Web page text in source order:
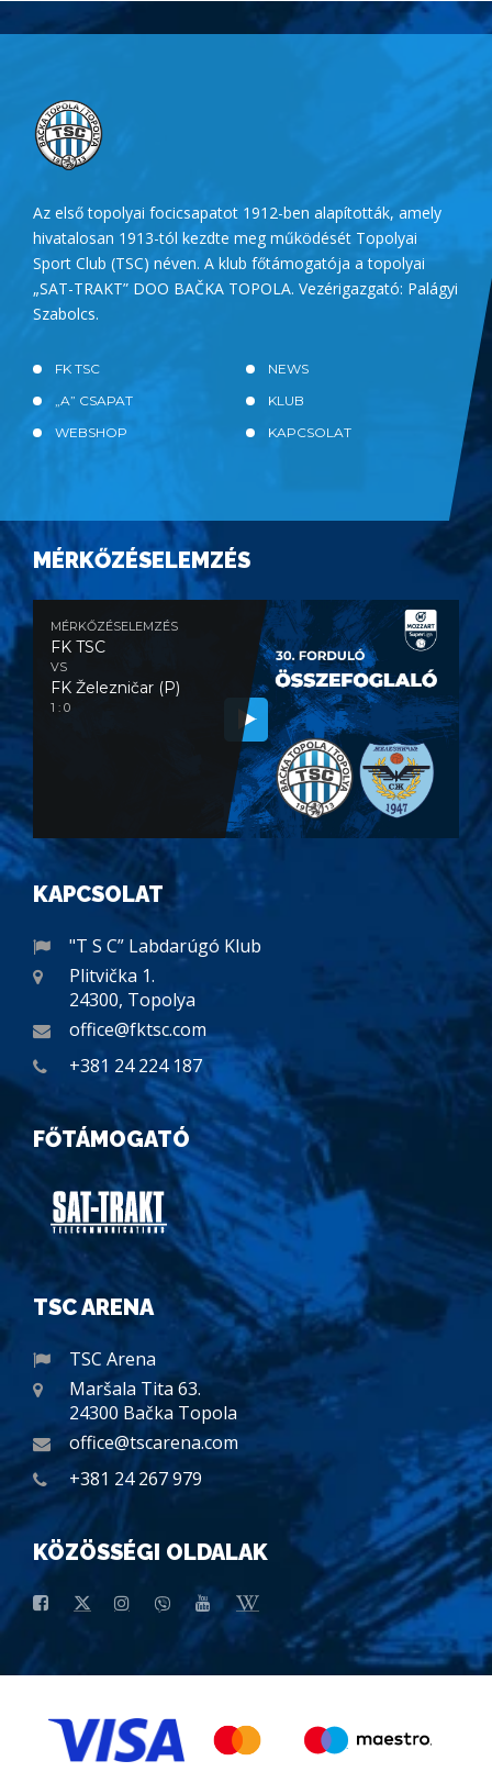
Az első topolyai focicsapatot 1912-ben alapították, amely
hivatalosan 1913-tól kezdte meg működését Topolyai
Sport Club (TSC) néven. A klub főtámogatója a topolyai
„SAT-TRAKT” DOO BAČKA TOPOLA. Vezérigazgató: Palágyi
Szabolcs.
FK TSC
NEWS
„A” CSAPAT
KLUB
WEBSHOP
KAPCSOLAT
MÉRKŐZÉSELEMZÉS
MÉRKŐZÉSELEMZÉS
FK TSC
VS
FK Železničar (P)
1 : 0
KAPCSOLAT
"T S C” Labdarúgó Klub
Plitvička 1.
24300, Topolya
office@fktsc.com
+381 24 224 187
FŐTÁMOGATÓ
TSC ARENA
TSC Arena
Maršala Tita 63.
24300 Bačka Topola
office@tscarena.com
+381 24 267 979
KÖZÖSSÉGI OLDALAK